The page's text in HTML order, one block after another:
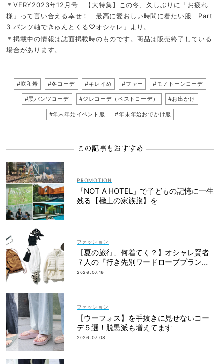
＊VERY2023年12月号「【大特集】この冬、久しぶりに「お疲れ
様」って言い合える幸せ！ 最高に愛おしい時間に着たい服 Part
3 パンツ軸できゅんとくる♡オシャレ」より。
＊掲載中の情報は誌面掲載時のものです。商品は販売終了している
場合があります。
#咲和希 #冬コーデ #キレイめ #ファー #モノトーンコーデ
#黒パンツコーデ #ジレコーデ（ベストコーデ） #お出かけ
#年末年始イベント服 #年末年始おでかけ服
この記事もおすすめ
「NOT A HOTEL」で子どもの記憶に一生
残る【極上の家族旅】を
ファッション
【夏の旅行、何着てく？】オシャレ賢者
７人の『行き先別ワードローブプラン』
大公開！
2026.07.19
ファッション
【ウーフォス】を手抜きに見せないコー
デ５選！脱黒派も増えてます
2026.07.08